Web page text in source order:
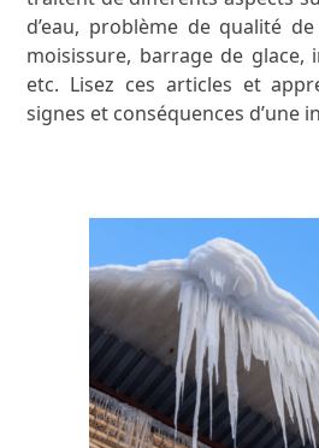
d’eau, problème de qualité
moisissure, barrage de glace,
etc. Lisez ces articles et
signes et conséquences d’une